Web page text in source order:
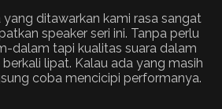
ditawarkan kami rasa sangat
speaker seri ini. Tanpa perlu
dalam tapi kualitas suara dalam
lipat. Kalau ada yang masih
coba mencicipi performanya.